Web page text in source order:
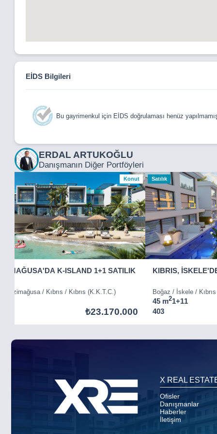
EİDS Bilgileri
Bu gayrimenkul için EİDS doğrulaması henüz
ERDAL ARTUKOĞLU
Danışmanın Diğer Portföyleri
Konut
K-ISLAND 1+1 SATILIK
/ Gazimağusa / Kıbrıs / Kıbrıs (K.K.T.C.)
₺23.170.000
Satılık
KIBRIS,
Boğaz / İskele /
45 m21+11
403
X REAL
Ofisler
Danışmanlar
Haberler
İletişim